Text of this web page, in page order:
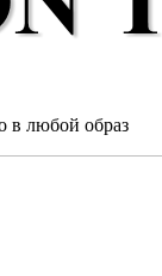
в любой образ